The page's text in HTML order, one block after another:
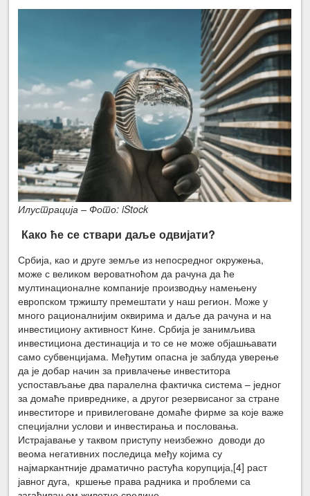
Илустрација – Фото: iStock
Како ће се ствари даље одвијати?
Србија, као и друге земље из непосредног окружења,
може с великом вероватноћом да рачуна да ће
мултинационалне компаније производњу намењену
европском тржишту премештати у наш регион. Може у
много рационалнијим оквирима и даље да рачуна и на
инвестициону активност Кине. Србија је занимљива
инвестициона дестинација и то се не може објашњавати
само субвенцијама. Међутим опасна је заблуда уверење
да је добар начин за привлачење инвеститора
успостављање два паралелна фактичка система – једног
за домаће привреднике, а другог резервисаног за стране
инвеститоре и привилеговане домаће фирме за које важе
специјални услови и инвестирања и пословања.
Истрајавање у таквом приступу неизбежно доводи до
веома негативних последица међу којима су
најмаркантније драматично растућа корупција,[4] раст
јавног дуга, кршење права радника и проблеми са